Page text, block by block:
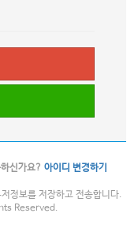
신가요? 아이디 변경하기
정보를 저장하고 전송합니다.
Reserved.